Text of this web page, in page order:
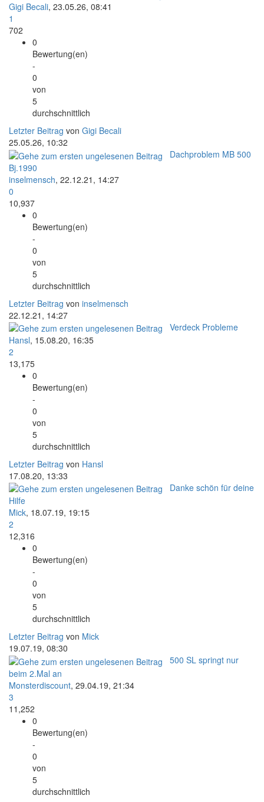
Gigi Becali, 23.05.26, 08:41
1
702
0
Bewertung(en)
-
0
von
5
durchschnittlich
Letzter Beitrag von Gigi Becali
25.05.26, 10:32
Dachproblem MB 500
Bj.1990
inselmensch, 22.12.21, 14:27
0
10,937
0
Bewertung(en)
-
0
von
5
durchschnittlich
Letzter Beitrag von inselmensch
22.12.21, 14:27
Verdeck Probleme
Hansl, 15.08.20, 16:35
2
13,175
0
Bewertung(en)
-
0
von
5
durchschnittlich
Letzter Beitrag von Hansl
17.08.20, 13:33
Danke schön für deine
Hilfe
Mick, 18.07.19, 19:15
2
12,316
0
Bewertung(en)
-
0
von
5
durchschnittlich
Letzter Beitrag von Mick
19.07.19, 08:30
500 SL springt nur
beim 2.Mal an
Monsterdiscount, 29.04.19, 21:34
3
11,252
0
Bewertung(en)
-
0
von
5
durchschnittlich